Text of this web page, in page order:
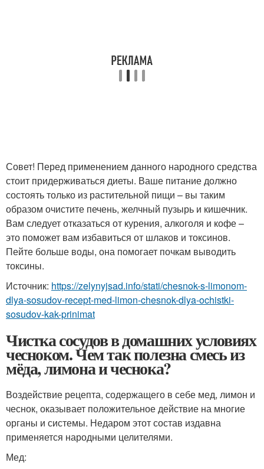
Совет! Перед применением данного народного средства
стоит придерживаться диеты. Ваше питание должно
состоять только из растительной пищи – вы таким
образом очистите печень, желчный пузырь и кишечник.
Вам следует отказаться от курения, алкоголя и кофе –
это поможет вам избавиться от шлаков и токсинов.
Пейте больше воды, она помогает почкам выводить
токсины.
Источник: https://zelynyjsad.info/stati/chesnok-s-limonom-
dlya-sosudov-recept-med-limon-chesnok-dlya-ochistki-
sosudov-kak-prinimat
Чистка сосудов в домашних условиях
чесноком. Чем так полезна смесь из
мёда, лимона и чеснока?
Воздействие рецепта, содержащего в себе мед, лимон и
чеснок, оказывает положительное действие на многие
органы и системы. Недаром этот состав издавна
применяется народными целителями.
Мед: